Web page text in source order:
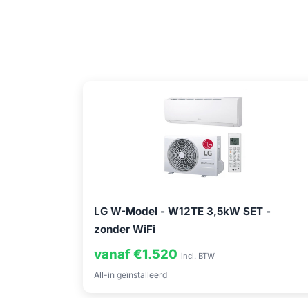
LG W-Model - W12TE 3,5kW SET -
zonder WiFi
vanaf €1.520 incl. BTW
All-in geïnstalleerd